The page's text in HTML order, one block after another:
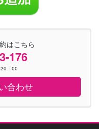
はこちら
176
：00
合わせ